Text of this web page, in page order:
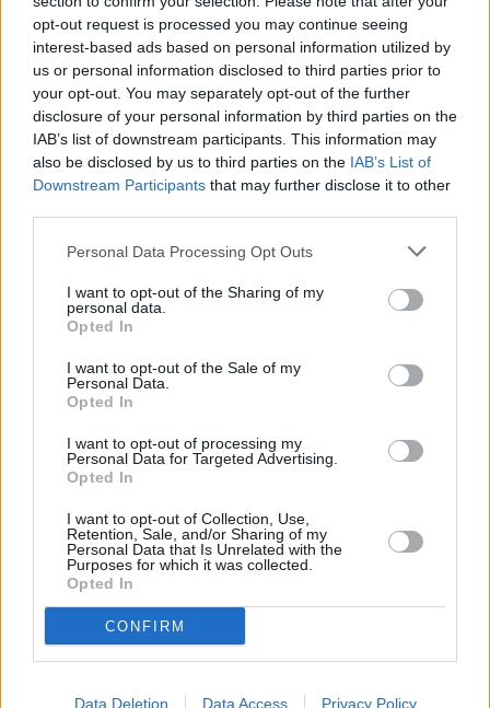
opt-out request is processed you may continue seeing
interest-based ads based on personal information utilized by
us or personal information disclosed to third parties prior to
your opt-out. You may separately opt-out of the further
disclosure of your personal information by third parties on the
IAB’s list of downstream participants. This information may
also be disclosed by us to third parties on the IAB’s List of
Downstream Participants that may further disclose it to other
Personal Data Processing Opt Outs
I want to opt-out of the Sharing of my
personal data.
Opted In
I want to opt-out of the Sale of my
Personal Data.
Opted In
I want to opt-out of processing my
Personal Data for Targeted Advertising.
Opted In
I want to opt-out of Collection, Use,
Retention, Sale, and/or Sharing of my
Personal Data that Is Unrelated with the
Purposes for which it was collected.
Opted In
CONFIRM
Data Deletion Data Access Privacy Policy
Schauspieler/in
Enno Kalisch
Sender
Sparte